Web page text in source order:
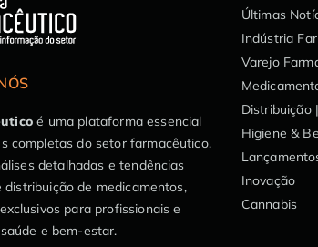
é uma plataforma essencial
completas do setor farmacêutico.
detalhadas e tendências
distribuição de medicamentos,
para profissionais e
e bem-estar.
Últimas
Indústria
Varejo
Distribuição
Higiene &
Inovação
Cannabis